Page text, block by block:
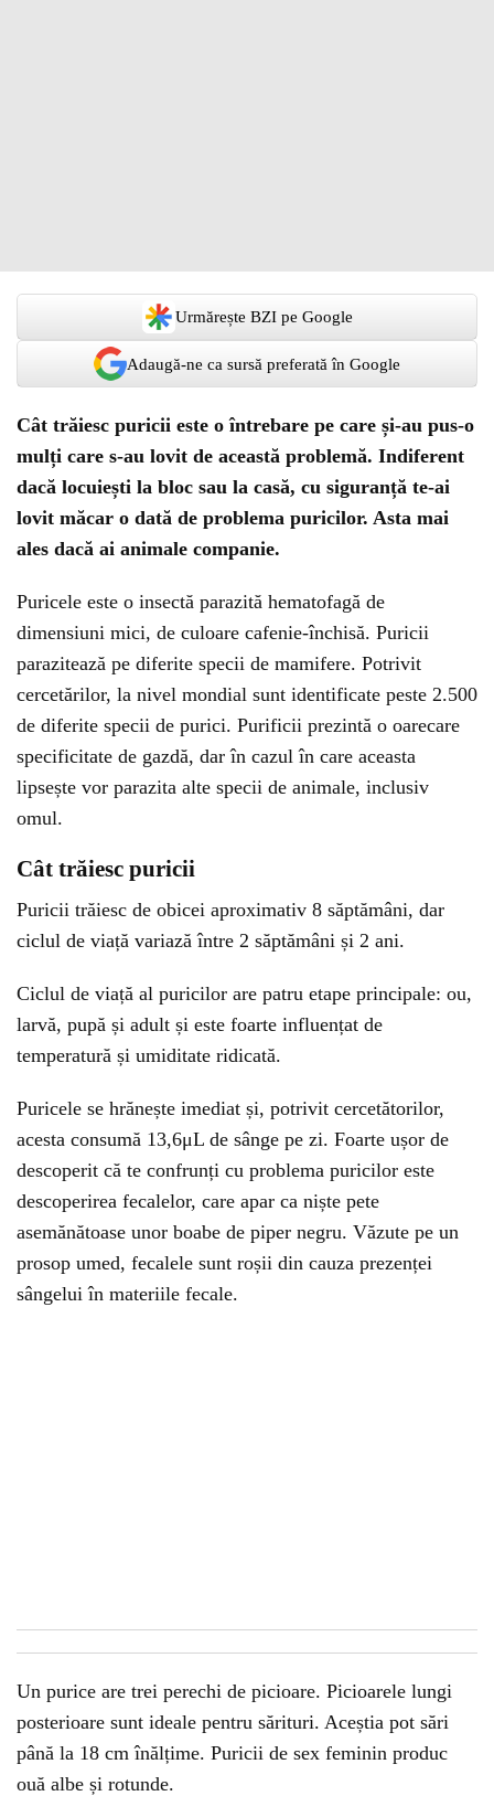
Urmărește BZI pe Google
Adaugă-ne ca sursă preferată în Google
Cât trăiesc puricii este o întrebare pe care și-au pus-o
mulți care s-au lovit de această problemă. Indiferent
dacă locuiești la bloc sau la casă, cu siguranță te-ai
lovit măcar o dată de problema puricilor. Asta mai
ales dacă ai animale companie.
Puricele este o insectă parazită hematofagă de
dimensiuni mici, de culoare cafenie-închisă. Puricii
parazitează pe diferite specii de mamifere. Potrivit
cercetărilor, la nivel mondial sunt identificate peste 2.500
de diferite specii de purici. Purificii prezintă o oarecare
specificitate de gazdă, dar în cazul în care aceasta
lipsește vor parazita alte specii de animale, inclusiv
omul.
Cât trăiesc puricii
Puricii trăiesc de obicei aproximativ 8 săptămâni, dar
ciclul de viață variază între 2 săptămâni și 2 ani.
Ciclul de viață al puricilor are patru etape principale: ou,
larvă, pupă și adult și este foarte influențat de
temperatură și umiditate ridicată.
Puricele se hrănește imediat și, potrivit cercetătorilor,
acesta consumă 13,6μL de sânge pe zi. Foarte ușor de
descoperit că te confrunți cu problema puricilor este
descoperirea fecalelor, care apar ca niște pete
asemănătoase unor boabe de piper negru. Văzute pe un
prosop umed, fecalele sunt roșii din cauza prezenței
sângelui în materiile fecale.
Un purice are trei perechi de picioare. Picioarele lungi
posterioare sunt ideale pentru sărituri. Aceștia pot sări
până la 18 cm înălțime. Puricii de sex feminin produc
ouă albe și rotunde.